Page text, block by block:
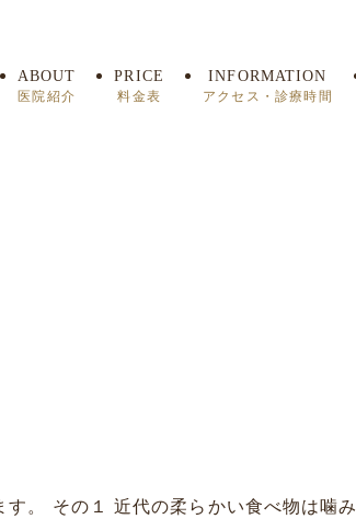
ABOUT
医院紹介
PRICE
料金表
INFORMATION
アクセス・診療時間
。 その１ 近代の柔らかい食べ物は噛み